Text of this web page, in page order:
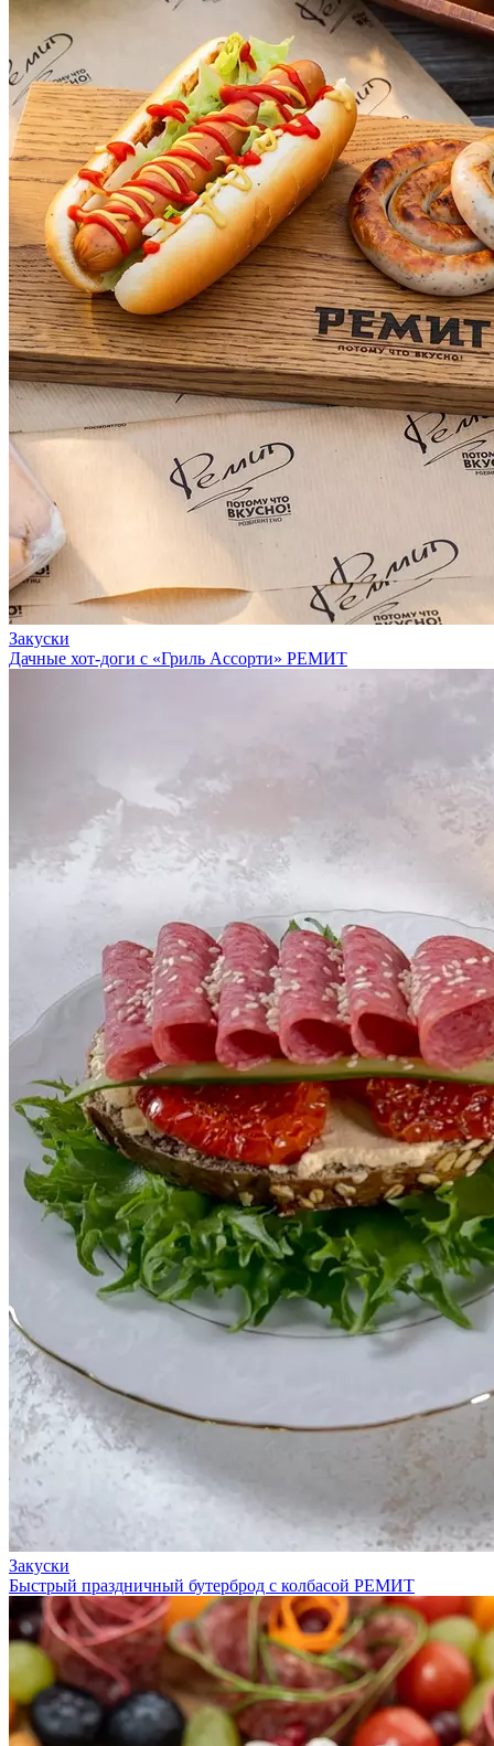
Закуски
Дачные хот-доги с «Гриль Ассорти» РЕМИТ
Закуски
Быстрый праздничный бутерброд с колбасой РЕМИТ